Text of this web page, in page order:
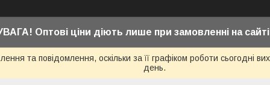
Оптові ціни діють лише при замовленні на
та повідомлення, оскільки за її графіком роботи сьогодні
день.